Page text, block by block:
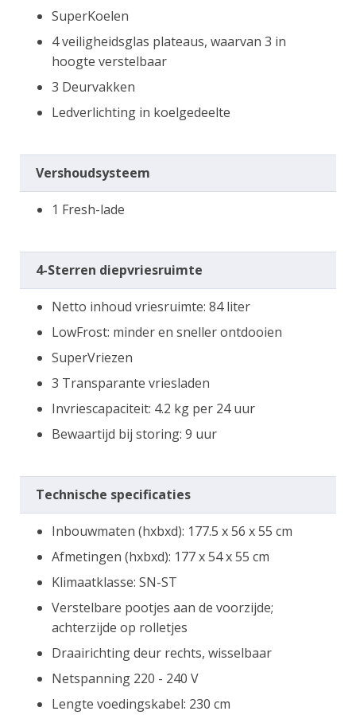
SuperKoelen
4 veiligheidsglas plateaus, waarvan 3 in
hoogte verstelbaar
3 Deurvakken
Ledverlichting in koelgedeelte
Vershoudsysteem
1 Fresh-lade
4-Sterren diepvriesruimte
Netto inhoud vriesruimte: 84 liter
LowFrost: minder en sneller ontdooien
SuperVriezen
3 Transparante vriesladen
Invriescapaciteit: 4.2 kg per 24 uur
Bewaartijd bij storing: 9 uur
Technische specificaties
Inbouwmaten (hxbxd): 177.5 x 56 x 55 cm
Afmetingen (hxbxd): 177 x 54 x 55 cm
Klimaatklasse: SN-ST
Verstelbare pootjes aan de voorzijde;
achterzijde op rolletjes
Draairichting deur rechts, wisselbaar
Netspanning 220 - 240 V
Lengte voedingskabel: 230 cm